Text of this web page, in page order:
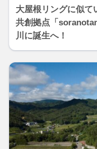
大屋根リングに似て
共創拠点「
川に誕生へ！